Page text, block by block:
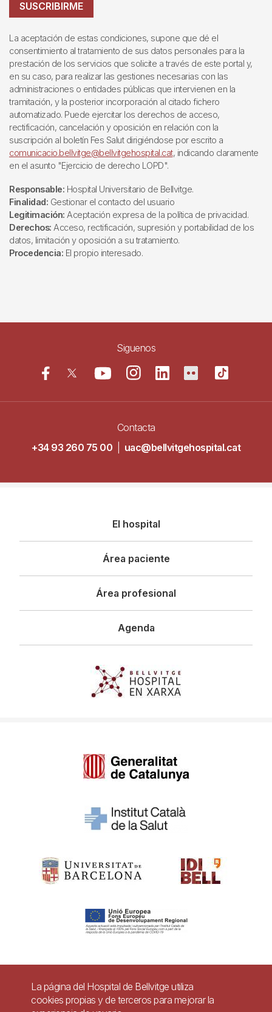
SUSCRIBIRME
La aceptación de estas condiciones, supone que dé el
consentimiento al tratamiento de sus datos personales para la
prestación de los servicios que solicite a través de este portal y,
en su caso, para realizar las gestiones necesarias con las
administraciones o entidades públicas que intervienen en la
tramitación, y la posterior incorporación al citado fichero
automatizado. Puede ejercitar los derechos de acceso,
rectificación, cancelación y oposición en relación con la
suscripción al boletín Fes Salut dirigiéndose por escrito a
comunicacio.bellvitge@bellvitgehospital.cat, indicando claramente
en el asunto "Ejercicio de derecho LOPD".
Responsable: Hospital Universitario de Bellvitge.
Finalidad: Gestionar el contacto del usuario
Legitimación: Aceptación expresa de la política de privacidad.
Derechos: Acceso, rectificación, supresión y portabilidad de los
datos, limitación y oposición a su tratamiento.
Procedencia: El propio interesado.
Siguenos
Contacta
+34 93 260 75 00
uac@bellvitgehospital.cat
principal
El hospital
Área paciente
Área profesional
Agenda
Pie
Contacto
La página del Hospital de Bellvitge utiliza
cookies propias y de terceros para mejorar la